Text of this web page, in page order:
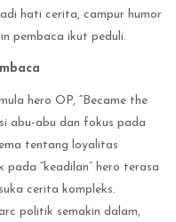
hati cerita, campur humor
pembaca ikut peduli.
hero OP, “Became the
abu-abu dan fokus pada
tentang loyalitas
pada “keadilan” hero terasa
cerita kompleks.
politik semakin dalam,